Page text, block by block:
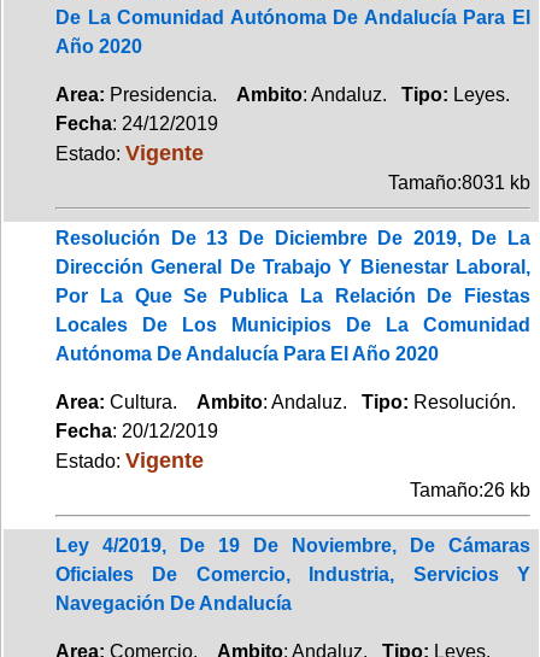
De La Comunidad Autónoma De Andalucía Para El
Año 2020
Area: Presidencia. Ambito: Andaluz. Tipo: Leyes.
Fecha: 24/12/2019
Estado: Vigente
Tamaño:8031 kb
Resolución De 13 De Diciembre De 2019, De La
Dirección General De Trabajo Y Bienestar Laboral,
Por La Que Se Publica La Relación De Fiestas
Locales De Los Municipios De La Comunidad
Autónoma De Andalucía Para El Año 2020
Area: Cultura. Ambito: Andaluz. Tipo: Resolución.
Fecha: 20/12/2019
Estado: Vigente
Tamaño:26 kb
Ley 4/2019, De 19 De Noviembre, De Cámaras
Oficiales De Comercio, Industria, Servicios Y
Navegación De Andalucía
Area: Comercio. Ambito: Andaluz. Tipo: Leyes.